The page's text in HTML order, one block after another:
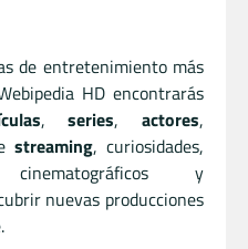
de entretenimiento más
HD encontrarás
,series, actores,
streaming, curiosidades,
y
nuevas producciones